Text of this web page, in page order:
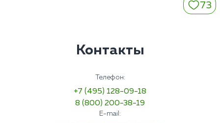
73
Контакты
Телефон:
+7 (495) 128-09-18
8 (800) 200-38-19
E-mail: